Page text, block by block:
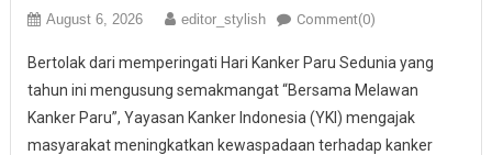
August 6, 2026 editor_stylish Comment(0)
Bertolak dari memperingati Hari Kanker Paru Sedunia yang
tahun ini mengusung semakmangat “Bersama Melawan
Kanker Paru”, Yayasan Kanker Indonesia (YKI) mengajak
masyarakat meningkatkan kewaspadaan terhadap kanker